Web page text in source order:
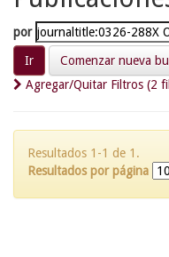
por
Comenzar nueva
Agregar/Quitar Filtros (2
Resultados 1-1 de 1.
Resultados por página